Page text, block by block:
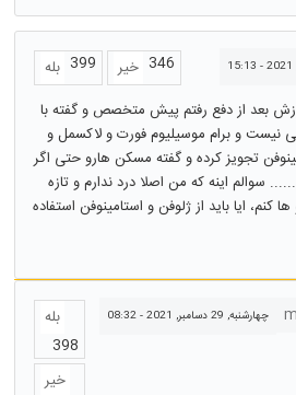
بله 399 خیر 346
بعد از دفع رفتم پیش متخصص و گفته با
نیست و برام موسیلیوم فورت و لاکسمل و
تجویز کرده و گفته مسکن هارو حتی اگر
سوالم اینه که من اصلا درد ندارم و تازه
ایا باید از ژلوفن و استامینوفن استفاده
چهارشنبه, 29 دسامبر, 2021 - 08:32
بله
398
خیر